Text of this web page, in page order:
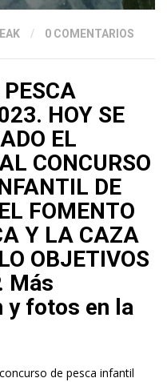
/ 0 COMENTARIOS
PESCA
HOY SE
EL
CONCURSO
DE
FOMENTO
Y LA CAZA
OBJETIVOS
Más
y fotos en la
de pesca infantil